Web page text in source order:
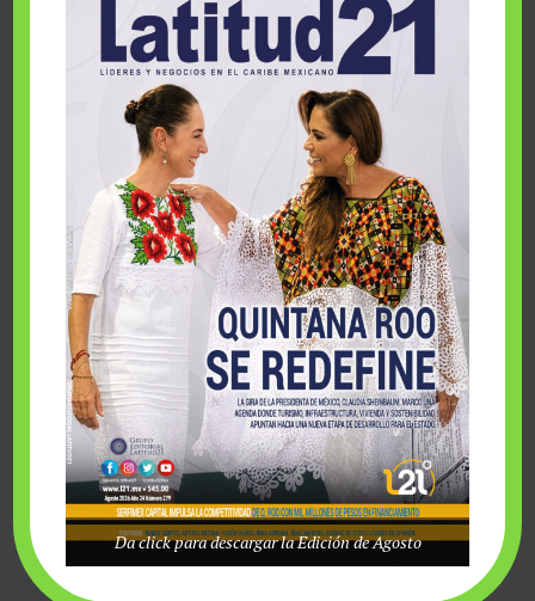
Entre algunos de los logros alcanzados en el primer semestre
del año destacó el premio recibido en Alemania por el parque
acuático Aqua Nick a manos de la Asociación Internacional de
Parques de Diversiones y Atracciones (IAAPA por sus siglas en
inglés) en la categoría de Mejor Publicidad Exterior; el
reconocimiento como Empresa Socialmente Responsable, los
Cuatro Diamantes de la AAA a su hotel El Cielo, en Valle de
Guadalupe; la insignia VERIFIED Responsible Hospitality de
Forbes otorgado a su resort Palafitos Overwater Bungalows y
el galardón entregado por AMEXME a nivel nacional a
Dolores López Lira por su destaca trayectoria de más de 50
años en la industria.
Da click para descargar la Edición de Agosto